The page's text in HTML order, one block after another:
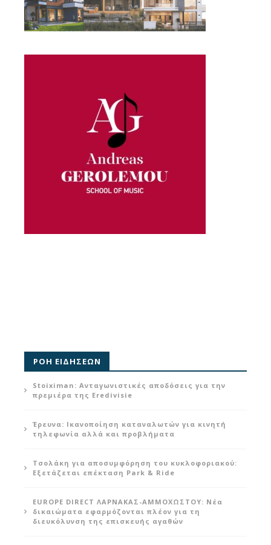
ΡΟΗ ΕΙΔΗΣΕΩΝ
Stoiximan: Ανταγωνιστικές αποδόσεις για την
πρεμιέρα της Eredivisie
Έρευνα: Ικανοποίηση καταναλωτών για κινητή
τηλεφωνία αλλά και προβλήματα
Τσολάκη για αποσυμφόρηση του κυκλοφοριακού:
Εξετάζεται επέκταση Park & Ride
EUROPE DIRECT ΛΑΡΝΑΚΑΣ-ΑΜΜΟΧΩΣΤΟΥ: Νέα
δικαιώματα εφαρμόζονται πλέον για τη
διευκόλυνση της επισκευής αγαθών